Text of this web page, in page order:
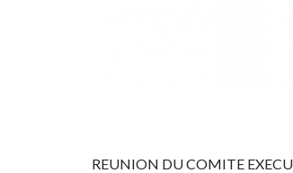
REUNION DU COMITE